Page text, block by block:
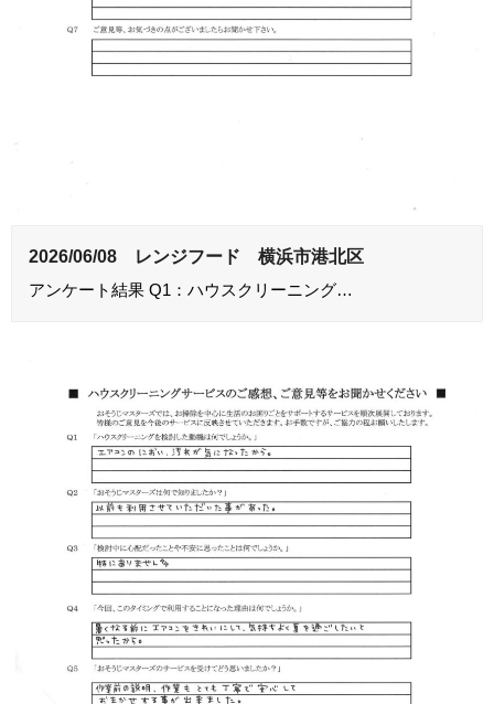
2026/06/08 レンジフード 横浜市港北区
アンケート結果 Q1：ハウスクリーニング…